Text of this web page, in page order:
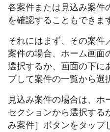
各案件または見込み案件
を確認することもできま
それにはまず、その案件
案件の場合、ホーム画面
選択するか、画面の下に
プして案件の一覧から選
見込み案件の場合は、ホ
セクションから選択する
み案件］ボタンをタップ